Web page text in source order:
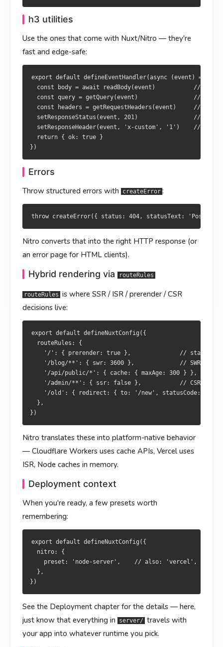
  setResponseHeader(event, 'x-custom', '1')    // 设置响应头
  return { ok: true }
错误
Nitro 会转成正确的 HTTP 响应（面向 HTML 请求还会渲染错误
SSR / ISR / 预渲染 / CSR 的策略都放在
    '/': { prerender: true },              // 构建期静态化
    '/blog/**': { swr: 3600 },             // SWR 1 小时
    '/api/public/*': { cache: { maxAge: 300 } },
    '/admin/**': { ssr: false },           // 只 CSR
    '/old': { redirect: { to: '/new', statusCode: 301 } },
  },
Nitro 会把这些规则翻译成各平台原生能力：Cloudflare
Workers 用 Cache API，Vercel 用 ISR，Node 用内存缓存。
部署相关
部署预设常见几个：
export default defineNuxtConfig({
  nitro: {
preset: 'node-server',    // 也可 'vercel'、'netlify'、
  },
详见“部署”那一章 —— 这里只要记住 server/
里的东西都会随
应用一起进入你选的运行时。
Checklist
数据库连接放 Nitro 插件里，每个进程一个连接池。
横切关注点（请求 ID、鉴权）用
抛错用 createError
，不要手写状态码。
纯数据逻辑抽到
至此你就拥有了一个完整的全栈 Nuxt 应用：前端 Vue + 后端
Nitro，都在同一个仓库里。
setResponseHeader(event, 'x-custom', '1')    // 設定回應標
錯誤
createError 拋結構化錯誤：
Nitro 會轉為正確的 HTTP 回應（對 HTML 請求還會渲染錯誤
頁）。
以 routeRules
SSR / ISR / 預渲染 / CSR 策略皆寫於 routeRules
export default defineNuxtConfig({
    '/blog/**': { swr: 3600 },             // SWR 1 小時
    '/api/public/*': { cache: { maxAge: 300 } },
    '/old': { redirect: { to: '/new', statusCode: 301 } },
Nitro 會將這些規則翻譯為各平台原生能力：Cloudflare
Workers 採 Cache API，Vercel 採 ISR，Node 採記憶體快
部署相關
常見部署預設：
export default defineNuxtConfig({
  },
一同進入所選執行時。
Checklist
橫切關注點（請求 ID、鑑權）用 server/middleware/
渲染策略能用
拋錯用
，勿手寫狀態碼。
純資料邏輯抽至
皆位於同一儲存庫。
h3 utilities
Use the ones that come with Nuxt/Nitro — they're
fast and edge-safe:
export default defineEventHandler(async (event) => {
const body = await readBody(event)           // parse
const query = getQuery(event)                //
const headers = getRequestHeaders(event)     // read
setResponseStatus(event, 201)                // set
setResponseHeader(event, 'x-custom', '1')    // set
  return { ok: true }
Errors
Throw structured errors with createError :
Nitro converts that into the right HTTP response (or
an error page for HTML clients).
Hybrid rendering via routeRules
routeRules is where SSR / ISR / prerender / CSR
decisions live:
export default defineNuxtConfig({
  routeRules: {
'/': { prerender: true },              // static
'/blog/**': { swr: 3600 },             // SWR: 1
    '/api/public/*': { cache: { maxAge: 300 } },
    '/admin/**': { ssr: false },           // CSR-only
'/old': { redirect: { to: '/new', statusCode: 301 }
  },
Nitro translates these into platform-native behavior
— Cloudflare Workers uses cache APIs, Vercel uses
ISR, Node caches in memory.
Deployment context
When you're ready, a few presets worth
remembering:
export default defineNuxtConfig({
  nitro: {
preset: 'node-server',    // also: 'vercel',
  },
See the Deployment chapter for the details — here,
just know that everything in
server/ travels with
your app into whatever runtime you pick.